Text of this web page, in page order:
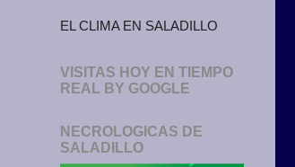
EL CLIMA EN SALADILLO
VISITAS HOY EN TIEMPO
REAL BY GOOGLE
NECROLOGICAS DE
SALADILLO